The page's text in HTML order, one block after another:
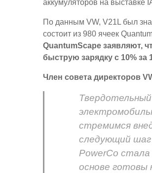
аккумуляторов на выставке
По данным VW, V21L был
состоит из 980 ячеек
QuantumScape заявляют,
быструю зарядку с 10% за
Член совета директоров
стремимся
следующий шаг
PowerCo
основе готовы